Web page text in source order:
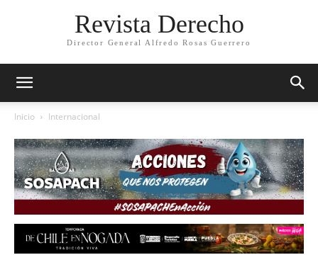
Revista Derecho
Director General Alfredo Rosas Guerrero
Inicio Internacional